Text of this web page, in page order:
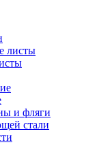
листы
и фляги
стали